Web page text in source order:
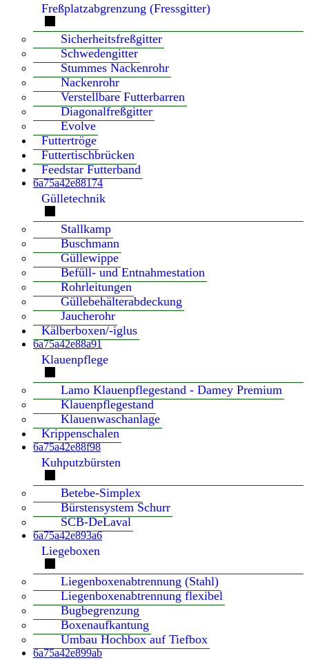
Freßplatzabgrenzung (Fressgitter)
Sicherheitsfreßgitter
Schwedengitter
Stummes Nackenrohr
Nackenrohr
Verstellbare Futterbarren
Diagonalfreßgitter
Evolve
Futtertröge
Futtertischbrücken
Feedstar Futterband
6a75a42e88174
Gülletechnik
Stallkamp
Buschmann
Güllewippe
Befüll- und Entnahmestation
Rohrleitungen
Güllebehälterabdeckung
Jaucherohr
Kälberboxen/-iglus
6a75a42e88a91
Klauenpflege
Lamo Klauenpflegestand - Damey Premium
Klauenpflegestand
Klauenwaschanlage
Krippenschalen
6a75a42e88f98
Kuhputzbürsten
Betebe-Simplex
Bürstensystem Schurr
SCB-DeLaval
6a75a42e893a6
Liegeboxen
Liegenboxenabtrennung (Stahl)
Liegenboxenabtrennung flexibel
Bugbegrenzung
Boxenaufkantung
Umbau Hochbox auf Tiefbox
6a75a42e899ab